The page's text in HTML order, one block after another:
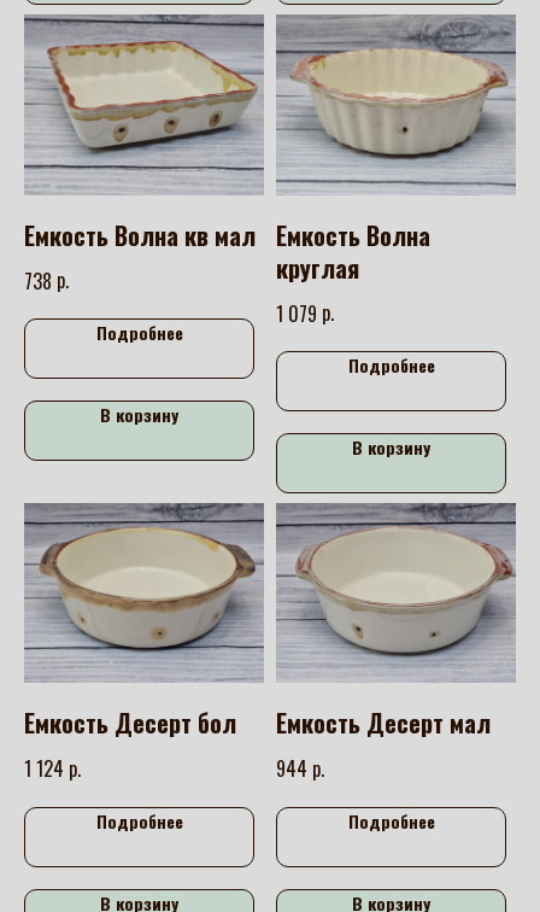
Емкость Волна кв мал
738 р.
Подробнее
В корзину
Емкость Волна
круглая
1 079 р.
Подробнее
В корзину
Емкость Десерт бол
1 124 р.
Подробнее
В корзину
Емкость Десерт мал
944 р.
Подробнее
В корзину